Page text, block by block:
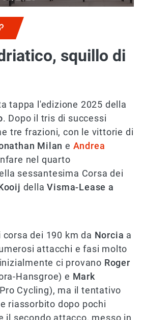
squillo di
tappa l'edizione 2025 della
. Dopo il tris di successi
tre frazioni, con le vittorie di
Milan e Andrea
nel quarto
sessantesima Corsa dei
dellaVisma-Lease a
dei 190 km da Norcia a
attacchi e fasi molto
ci provano Roger
Hansgroe) e Mark
Cycling), ma il tentativo
riassorbito dopo pochi
il secondo attacco, messo in